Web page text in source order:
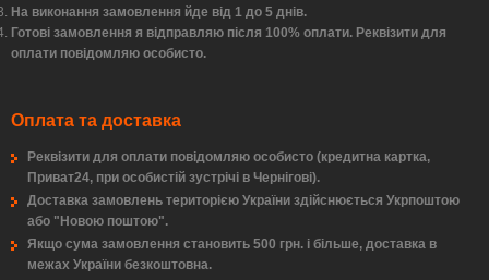
На виконання замовлення йде від 1 до 5 днів.
Готові замовлення я відправляю після 100% оплати. Реквізити для
оплати повідомляю особисто.
Оплата та доставка
Реквізити для оплати повідомляю особисто (кредитна картка,
Приват24, при особистій зустрічі в Чернігові).
Доставка замовлень територією України здійснюється Укрпоштою
або "Новою поштою".
Якщо сума замовлення становить 500 грн. і більше, доставка в
межах України безкоштовна.